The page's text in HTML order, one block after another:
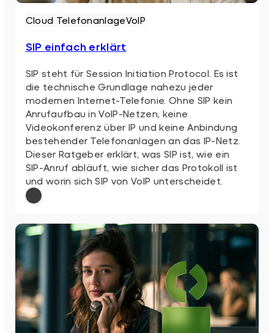
Cloud TelefonanlageVoIP
SIP einfach erklärt
SIP steht für Session Initiation Protocol. Es ist
die technische Grundlage nahezu jeder
modernen Internet-Telefonie. Ohne SIP kein
Anrufaufbau in VoIP-Netzen, keine
Videokonferenz über IP und keine Anbindung
bestehender Telefonanlagen an das IP-Netz.
Dieser Ratgeber erklärt, was SIP ist, wie ein
SIP-Anruf abläuft, wie sicher das Protokoll ist
und worin sich SIP von VoIP unterscheidet.